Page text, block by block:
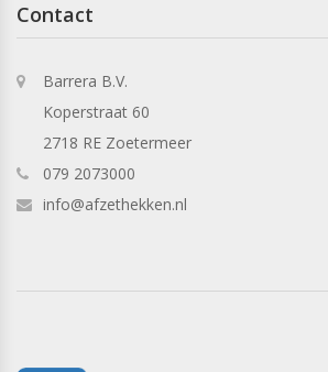
Contact
Barrera B.V.
Koperstraat 60
2718 RE Zoetermeer
079 2073000
info@afzethekken.nl